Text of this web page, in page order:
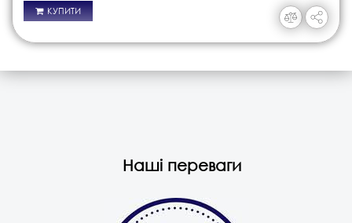
КУПИТИ
Наші переваги